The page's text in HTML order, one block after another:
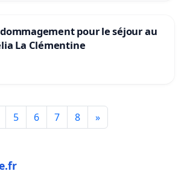
pour le séjour au
La Clémentine
5 6 7 8 »